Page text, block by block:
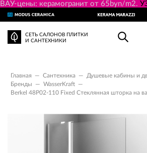
ВАУ-цены: керамогранит от 65byn/m2.
СЕТЬ САЛОНОВ ПЛИТКИ
И САНТЕХНИКИ
Главная — Сантехника — Душевые кабины и
Бренды
— WasserKraft —
Berkel 48P02-110 Fixed Стеклянная шторка на